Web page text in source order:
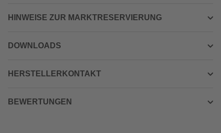
HINWEISE ZUR MARKTRESERVIERUNG
DOWNLOADS
HERSTELLERKONTAKT
BEWERTUNGEN